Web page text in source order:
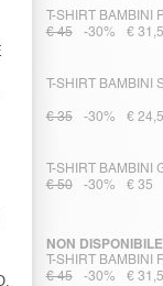
T-SHIRT BAMBINI
€ 45
-30% €
T-SHIRT BAMBINI
€ 35 -30% €
T-SHIRT BAMBINI
€ 50
-30% € 35
T-SHIRT BAMBINI
NON DISPONIBILE
€ 45 -30% €